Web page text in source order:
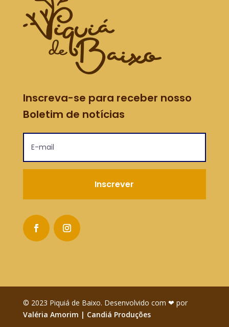
Inscreva-se para receber nosso
Boletim de notícias
Inscrever
© 2023 Piquiá de Baixo. Desenvolvido com ❤ por
Valéria Amorim | Candiá Produções